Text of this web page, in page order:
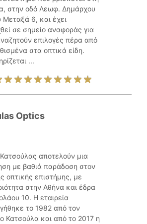
στην οδό Λεωφ. Δημάρχου
Μεταξά 6, και έχει
σε σημείο αναφοράς για
επιλογές πέρα από
στα οπτικά είδη.
...
Optics
αποτελούν μια
με βαθιά παράδοση στον
οπτικής επιστήμης, με
στην Αθήνα και έδρα
10. Η εταιρεία
το 1982 από τον
Κατσούλα και από το 2017 η